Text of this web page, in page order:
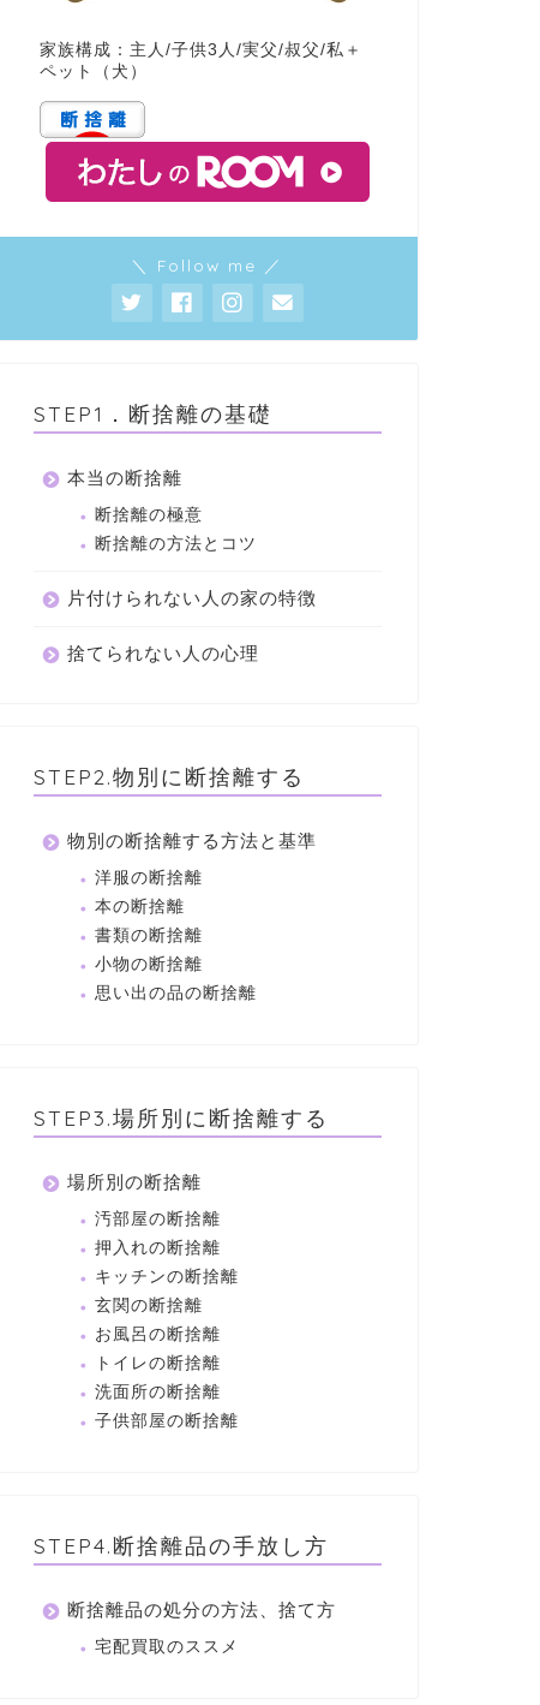
家族構成：主人/子供3人/実父/叔父/私＋
ペット（犬）
＼ Follow me ／
STEP1．断捨離の基礎
本当の断捨離
断捨離の極意
断捨離の方法とコツ
片付けられない人の家の特徴
捨てられない人の心理
STEP2.物別に断捨離する
物別の断捨離する方法と基準
洋服の断捨離
本の断捨離
書類の断捨離
小物の断捨離
思い出の品の断捨離
STEP3.場所別に断捨離する
場所別の断捨離
汚部屋の断捨離
押入れの断捨離
キッチンの断捨離
玄関の断捨離
お風呂の断捨離
トイレの断捨離
洗面所の断捨離
子供部屋の断捨離
STEP4.断捨離品の手放し方
断捨離品の処分の方法、捨て方
宅配買取のススメ